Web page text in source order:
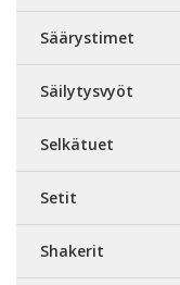
Säärystimet
Säilytysvyöt
Selkätuet
Setit
Shakerit